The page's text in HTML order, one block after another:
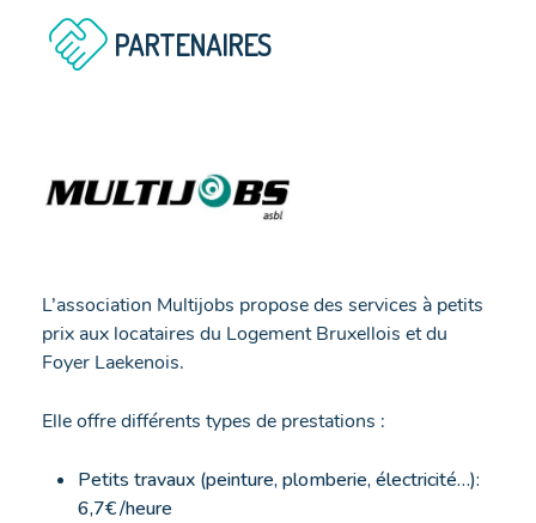
handshake PARTENAIRES
L’association Multijobs propose des services à petits
prix aux locataires du Logement Bruxellois et du
Foyer Laekenois.
Elle offre différents types de prestations :
Petits travaux (peinture, plomberie, électricité…):
6,7€ /heure